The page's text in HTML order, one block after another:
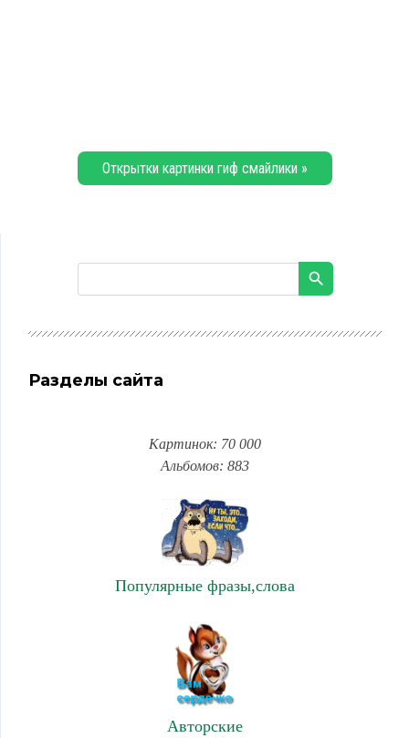
Открытки картинки гиф смайлики »
Разделы сайта
Картинок: 70 000
Альбомов: 883
Популярные фразы,слова
Авторские